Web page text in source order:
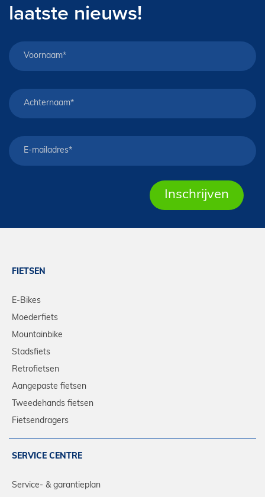
laatste nieuws!
FIETSEN
E-Bikes
Moederfiets
Mountainbike
Stadsfiets
Retrofietsen
Aangepaste fietsen
Tweedehands fietsen
Fietsendragers
SERVICE CENTRE
Service- & garantieplan